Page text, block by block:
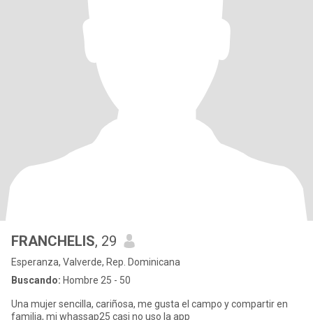
FRANCHELIS, 29
Esperanza, Valverde, Rep. Dominicana
Buscando: Hombre 25 - 50
Una mujer sencilla, cariñosa, me gusta el campo y compartir en
familia, mi whassap25 casi no uso la app